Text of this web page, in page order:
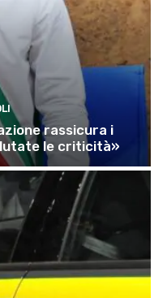
rassicura i
le criticità»